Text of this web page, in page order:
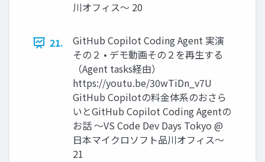
川オフィス〜 20
21.
GitHub Copilot Coding Agent 実演
その２ • デモ動画その２を再生する
（Agent tasks経由）
https://youtu.be/30wTiDn_v7U
GitHub Copilotの料金体系のおさら
いとGitHub Copilot Coding Agentの
お話 〜VS Code Dev Days Tokyo @
日本マイクロソフト品川オフィス〜
21